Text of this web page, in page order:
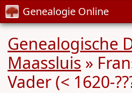
Genealogie Online
Genealogische
Maassluis »
Vader (< 1620-